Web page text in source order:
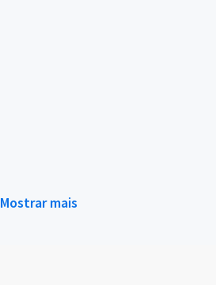
Mostrar mais